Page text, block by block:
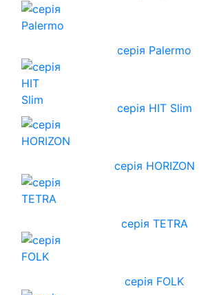
серія Palermo
серія HIT Slim
cерія HORIZON
серія TETRA
серія FOLK